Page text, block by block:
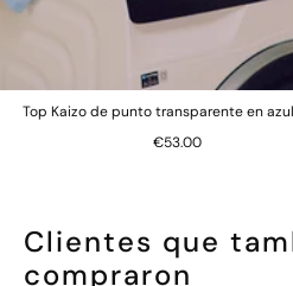
Top Kaizo de punto transparente en
€53.00
Clientes que
compraron